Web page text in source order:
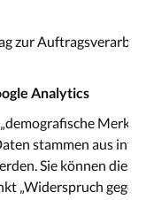
zur
Analytics
stammen aus
Sie können
„Widerspruch